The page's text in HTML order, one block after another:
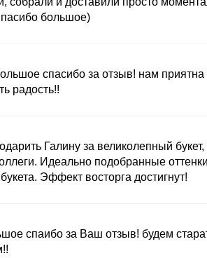
большое)
спасибо за отзыв! нам
радость!!
Галину за великолепный
Идеально подобранные
Эффект восторга достигнут!
спаибо за Ваш отзыв! будем